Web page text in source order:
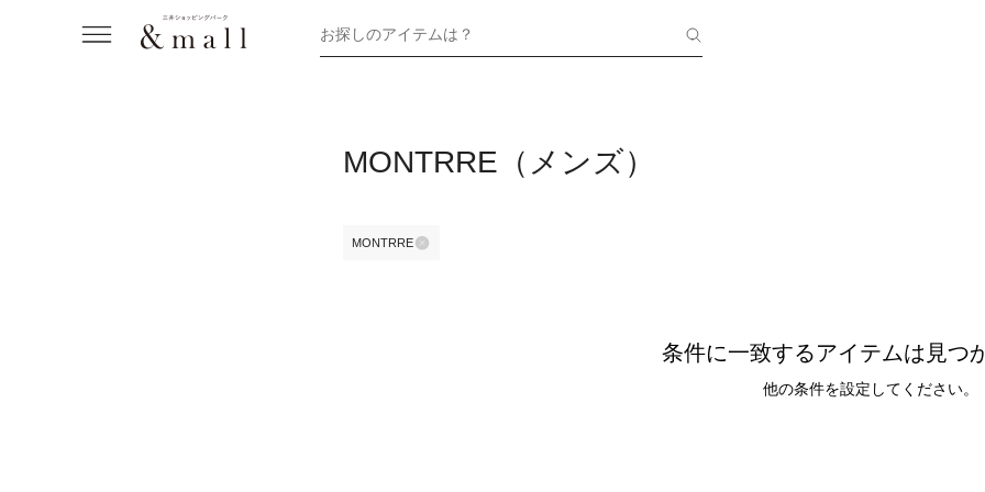
お探しのアイテムは？
MONTRRE（メンズ）
MONTRRE
条件に一致するアイテムは見つ
他の条件を設定してください。